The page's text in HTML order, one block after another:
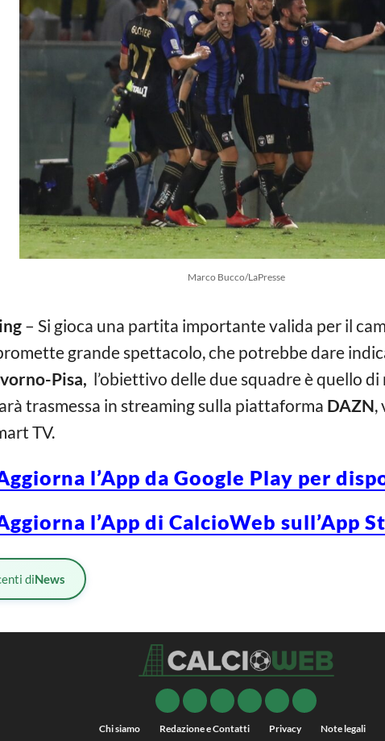
Marco Bucco/LaPresse
– Si gioca una partita importante valida per il
grande spettacolo, che potrebbe dare
Pisa, l’obiettivo delle due squadre è quello
trasmessa in streaming sulla piattaforma DAZN,
TV.
l’App da Google Play per
l’App di CalcioWeb sull’App
diNews
Chi siamo Redazione e Contatti Privacy Note legali